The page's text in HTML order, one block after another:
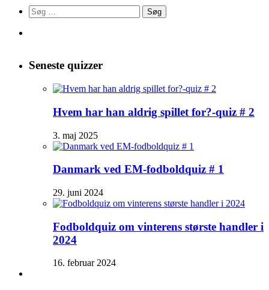
Søg
efter:
Seneste quizzer
Hvem har han aldrig spillet for?-quiz # 2
3. maj 2025
Danmark ved EM-fodboldquiz # 1
29. juni 2024
Fodboldquiz om vinterens største handler i
2024
16. februar 2024